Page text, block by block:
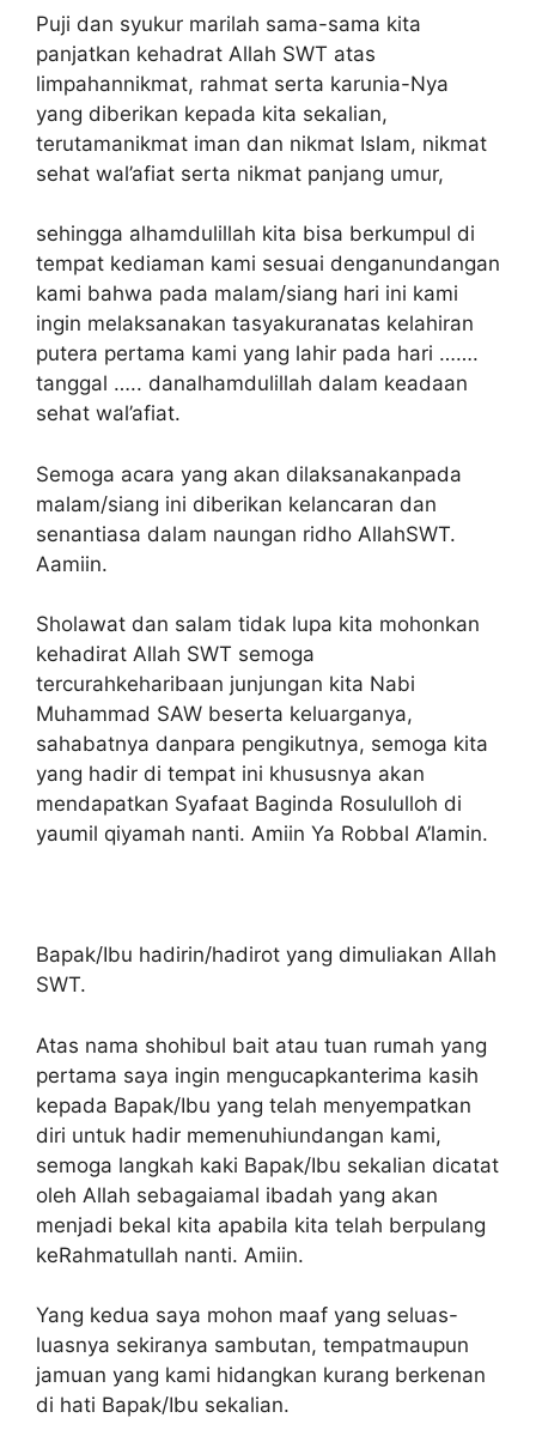
Puji dan syukur marilah sama-sama kita
panjatkan kehadrat Allah SWT atas
limpahannikmat, rahmat serta karunia-Nya
yang diberikan kepada kita sekalian,
terutamanikmat iman dan nikmat Islam, nikmat
sehat wal’afiat serta nikmat panjang umur,
sehingga alhamdulillah kita bisa berkumpul di
tempat kediaman kami sesuai denganundangan
kami bahwa pada malam/siang hari ini kami
ingin melaksanakan tasyakuranatas kelahiran
putera pertama kami yang lahir pada hari …….
tanggal ….. danalhamdulillah dalam keadaan
sehat wal’afiat.
Semoga acara yang akan dilaksanakanpada
malam/siang ini diberikan kelancaran dan
senantiasa dalam naungan ridho AllahSWT.
Aamiin.
Sholawat dan salam tidak lupa kita mohonkan
kehadirat Allah SWT semoga
tercurahkeharibaan junjungan kita Nabi
Muhammad SAW beserta keluarganya,
sahabatnya danpara pengikutnya, semoga kita
yang hadir di tempat ini khususnya akan
mendapatkan Syafaat Baginda Rosululloh di
yaumil qiyamah nanti. Amiin Ya Robbal A’lamin.
Bapak/Ibu hadirin/hadirot yang dimuliakan Allah
SWT.
Atas nama shohibul bait atau tuan rumah yang
pertama saya ingin mengucapkanterima kasih
kepada Bapak/Ibu yang telah menyempatkan
diri untuk hadir memenuhiundangan kami,
semoga langkah kaki Bapak/Ibu sekalian dicatat
oleh Allah sebagaiamal ibadah yang akan
menjadi bekal kita apabila kita telah berpulang
keRahmatullah nanti. Amiin.
Yang kedua saya mohon maaf yang seluas-
luasnya sekiranya sambutan, tempatmaupun
jamuan yang kami hidangkan kurang berkenan
di hati Bapak/Ibu sekalian.